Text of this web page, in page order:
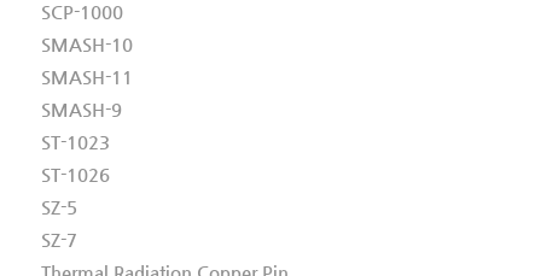
SCP-1000
SMASH-10
SMASH-11
SMASH-9
ST-1023
ST-1026
SZ-5
SZ-7
Thermal Radiation Copper Pin